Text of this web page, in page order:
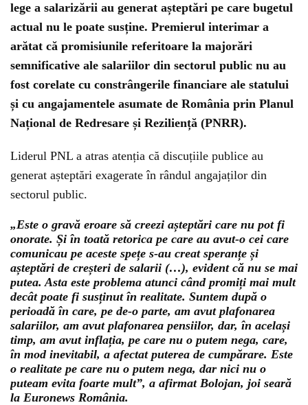
lege a salarizării au generat așteptări pe care bugetul
actual nu le poate susține. Premierul interimar a
arătat că promisiunile referitoare la majorări
semnificative ale salariilor din sectorul public nu au
fost corelate cu constrângerile financiare ale statului
și cu angajamentele asumate de România prin Planul
Național de Redresare și Reziliență (PNRR).
Liderul PNL a atras atenția că discuțiile publice au
generat așteptări exagerate în rândul angajaților din
sectorul public.
„Este o gravă eroare să creezi așteptări care nu pot fi
onorate. Și în toată retorica pe care au avut-o cei care
comunicau pe aceste spețe s-au creat speranțe și
așteptări de creșteri de salarii (…), evident că nu se mai
putea. Asta este problema atunci când promiți mai mult
decât poate fi susținut în realitate. Suntem după o
perioadă în care, pe de-o parte, am avut plafonarea
salariilor, am avut plafonarea pensiilor, dar, în același
timp, am avut inflația, pe care nu o putem nega, care,
în mod inevitabil, a afectat puterea de cumpărare. Este
o realitate pe care nu o putem nega, dar nici nu o
puteam evita foarte mult”, a afirmat Bolojan, joi seară
la Euronews România.